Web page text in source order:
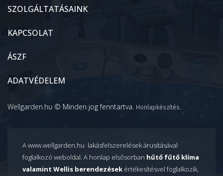
SZOLGÁLTATÁSAINK
KAPCSOLAT
ÁSZF
ADATVÉDELEM
Wellgarden.hu © Minden jog fenntartva. Honlapkészítés.
A www.wellgarden.hu lakásfelszerelések árusításával
foglalkozó weboldal. A honlap elsősorban hűtő fűtő klíma
valamint Wellis berendezések értékesítésvel foglalkozik,